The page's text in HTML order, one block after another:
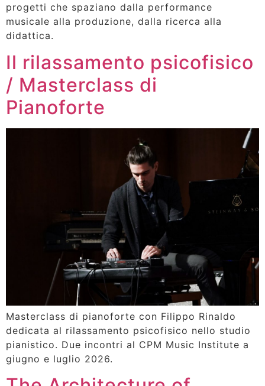
progetti che spaziano dalla performance
musicale alla produzione, dalla ricerca alla
didattica.
Il rilassamento psicofisico
/ Masterclass di
Pianoforte
Masterclass di pianoforte con Filippo Rinaldo
dedicata al rilassamento psicofisico nello studio
pianistico. Due incontri al CPM Music Institute a
giugno e luglio 2026.